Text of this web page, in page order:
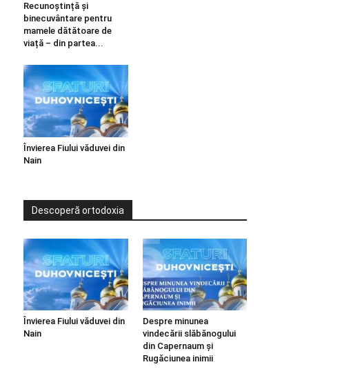
Recunoștință și
binecuvântare pentru
mamele dătătoare de
viață – din partea...
Învierea Fiului văduvei din
Nain
Descoperă ortodoxia
Învierea Fiului văduvei din
Nain
Despre minunea
vindecării slăbănogului
din Capernaum și
Rugăciunea inimii